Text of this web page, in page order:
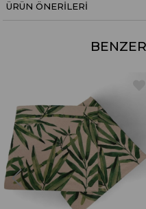
ÜRÜN ÖNERILERI